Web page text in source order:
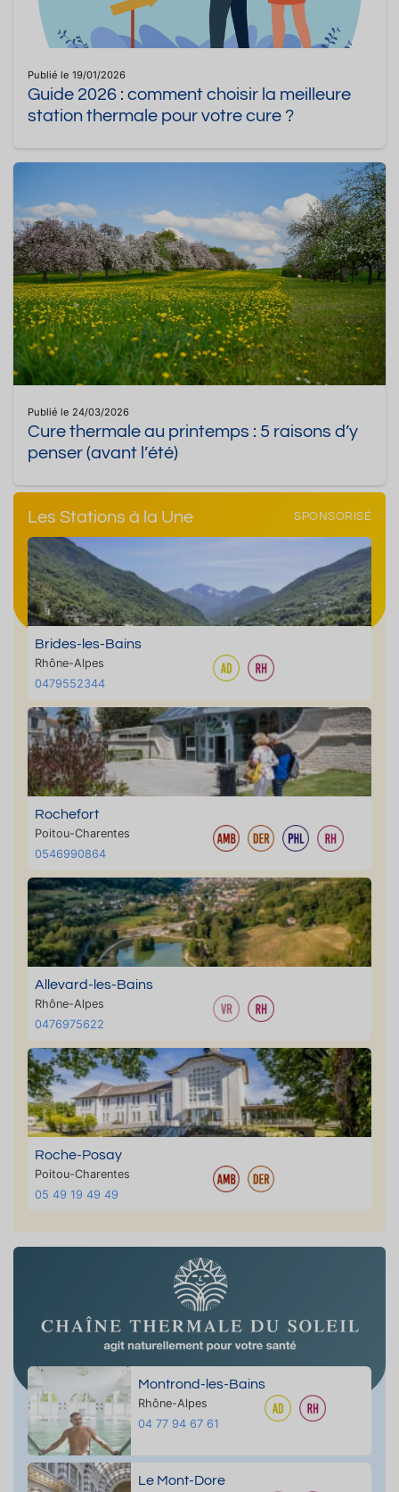
Publié le 19/01/2026
Guide 2026 : comment choisir la meilleure
station thermale pour votre cure ?
Publié le 24/03/2026
Cure thermale au printemps : 5 raisons d’y
penser (avant l’été)
Les Stations à la Une SPONSORISÉ
Brides-les-Bains
Rhône-Alpes
0479552344
Rochefort
Poitou-Charentes
0546990864
Allevard-les-Bains
Rhône-Alpes
0476975622
Roche-Posay
Poitou-Charentes
05 49 19 49 49
Montrond-les-Bains
Rhône-Alpes
04 77 94 67 61
Le Mont-Dore